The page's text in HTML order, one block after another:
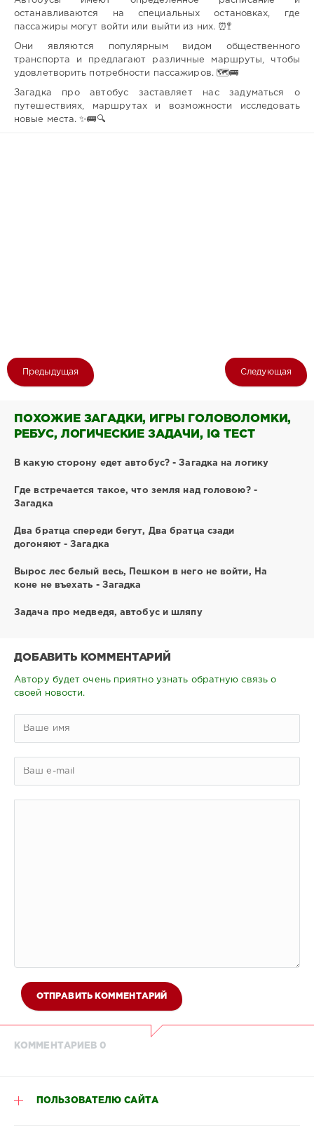
останавливаются на специальных остановках, где
пассажиры могут войти или выйти из них. ⏰🚏
Они являются популярным видом общественного
транспорта и предлагают различные маршруты, чтобы
удовлетворить потребности пассажиров. 🗺️🚌
Загадка про автобус заставляет нас задуматься о
путешествиях, маршрутах и возможности исследовать
новые места. ✨🚌🔍
Предыдущая Следующая
ПОХОЖИЕ ЗАГАДКИ, ИГРЫ ГОЛОВОЛОМКИ,
РЕБУС, ЛОГИЧЕСКИЕ ЗАДАЧИ, IQ ТЕСТ
В какую сторону едет автобус? - Загадка на логику
Где встречается такое, что земля над головою? -
Загадка
Два братца спереди бегут, Два братца сзади
догоняют - Загадка
Вырос лес белый весь, Пешком в него не войти, На
коне не въехать - Загадка
Задача про медведя, автобус и шляпу
ДОБАВИТЬ КОММЕНТАРИЙ
Автору будет очень приятно узнать обратную связь о
своей новости.
ОТПРАВИТЬ КОММЕНТАРИЙ
КОММЕНТАРИЕВ 0
ПОЛЬЗОВАТЕЛЮ САЙТА